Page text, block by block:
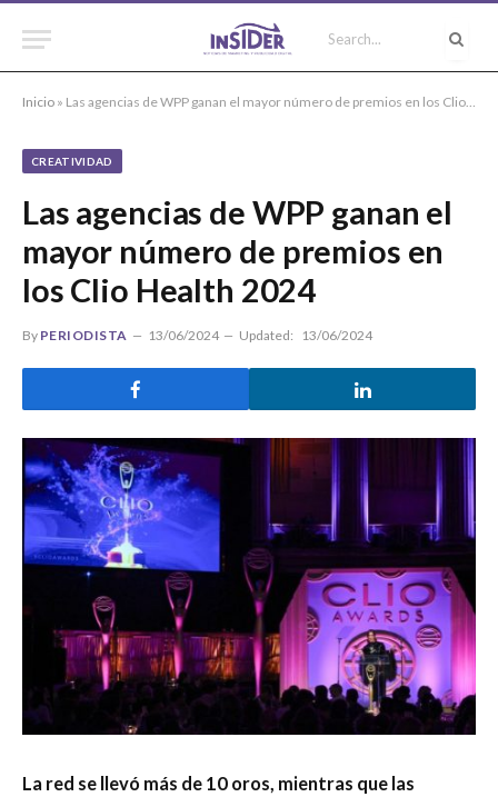
Inicio » Las agencias de WPP ganan el mayor número de premios en los Clio Health 2024
CREATIVIDAD
Las agencias de WPP ganan el
mayor número de premios en
los Clio Health 2024
By PERIODISTA 13/06/2024 Updated: 13/06/2024
La red se llevó más de 10 oros, mientras que las